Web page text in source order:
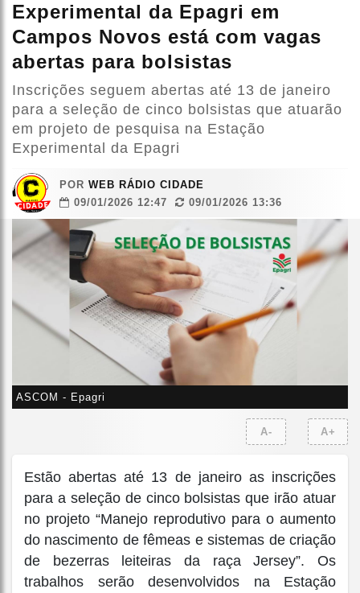
Experimental da Epagri em
Campos Novos está com vagas
abertas para bolsistas
Inscrições seguem abertas até 13 de janeiro
para a seleção de cinco bolsistas que atuarão
em projeto de pesquisa na Estação
Experimental da Epagri
POR WEB RÁDIO CIDADE
09/01/2026 12:47
09/01/2026 13:36
ASCOM - Epagri
A- A+
Estão abertas até 13 de janeiro as inscrições
para a seleção de cinco bolsistas que irão atuar
no projeto “Manejo reprodutivo para o aumento
do nascimento de fêmeas e sistemas de criação
de bezerras leiteiras da raça Jersey”. Os
trabalhos serão desenvolvidos na Estação